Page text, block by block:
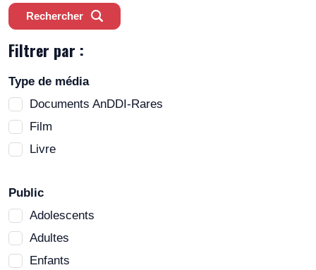
Rechercher
Filtrer par :
Type de média
Documents AnDDI-Rares
Film
Livre
Public
Adolescents
Adultes
Enfants